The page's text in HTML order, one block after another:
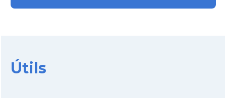
Útils